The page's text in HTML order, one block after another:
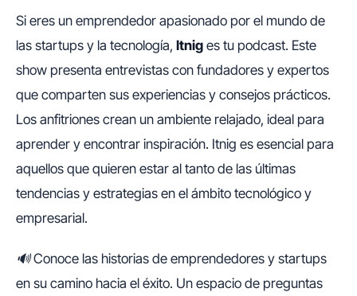
Si eres un emprendedor apasionado por el mundo de
las startups y la tecnología, Itnig es tu podcast. Este
show presenta entrevistas con fundadores y expertos
que comparten sus experiencias y consejos prácticos.
Los anfitriones crean un ambiente relajado, ideal para
aprender y encontrar inspiración. Itnig es esencial para
aquellos que quieren estar al tanto de las últimas
tendencias y estrategias en el ámbito tecnológico y
empresarial.
🔊 Conoce las historias de emprendedores y startups
en su camino hacia el éxito. Un espacio de preguntas